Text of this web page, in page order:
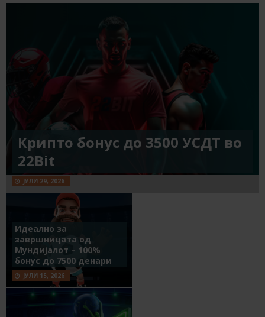
Крипто бонус до 3500 УСДТ во
22Bit
ЈУЛИ 29, 2026
Идеално за
завршницата од
Мундијалот – 100%
бонус до 7500 денари
ЈУЛИ 15, 2026